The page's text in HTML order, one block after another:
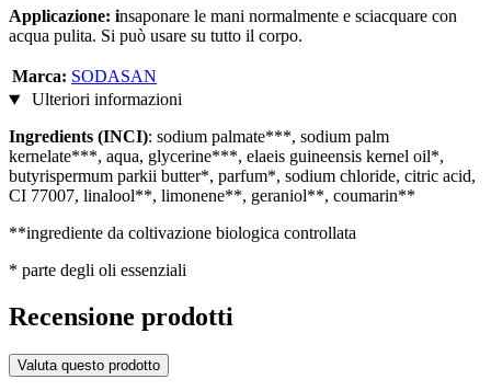
Applicazione: insaponare le mani normalmente e sciacquare con
acqua pulita. Si può usare su tutto il corpo.
Marca: SODASAN
Ulteriori informazioni
Ingredients (INCI): sodium palmate***, sodium palm
kernelate***, aqua, glycerine***, elaeis guineensis kernel oil*,
butyrispermum parkii butter*, parfum*, sodium chloride, citric acid,
CI 77007, linalool**, limonene**, geraniol**, coumarin**
**ingrediente da coltivazione biologica controllata
* parte degli oli essenziali
Recensione prodotti
Valuta questo prodotto